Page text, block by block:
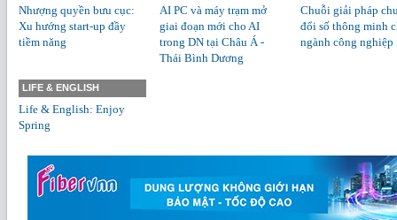
Nhượng quyền bưu cục:
Xu hướng start-up đầy
tiềm năng
AI PC và máy trạm mở
giai đoạn mới cho AI
trong DN tại Châu Á -
Thái Bình Dương
Chuỗi giải pháp
đổi số thông minh
ngành công nghiệp
LIFE & ENGLISH
Life & English: Enjoy
Spring